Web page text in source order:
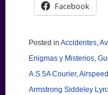
Facebook
Posted in Accidentes,
Enigmas y Misterios,
A.S.5A Courier,
Armstrong Siddeley